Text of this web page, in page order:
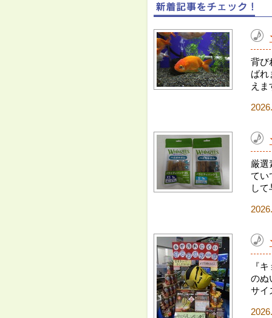
背び
ばれ
えま
厳選
てい
し
『
のぬ
サイ